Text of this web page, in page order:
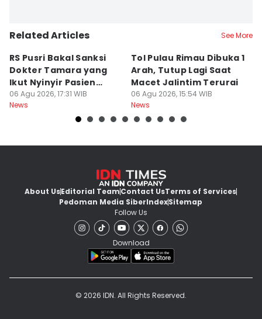
Related Articles See More
RS Pusri Bakal Sanksi
Dokter Tamara yang
Ikut Nyinyir Pasien
Yurizal
06 Agu 2026, 17:31 WIB
News
Tol Pulau Rimau Dibuka 1
Arah, Tutup Lagi Saat
Macet Jalintim Terurai
06 Agu 2026, 15:54 WIB
News
About UsEditorial TeamContact UsTerms of Services
Pedoman Media SiberIndexSitemap
Follow Us
Download
© 2026 IDN. All Rights Reserved.